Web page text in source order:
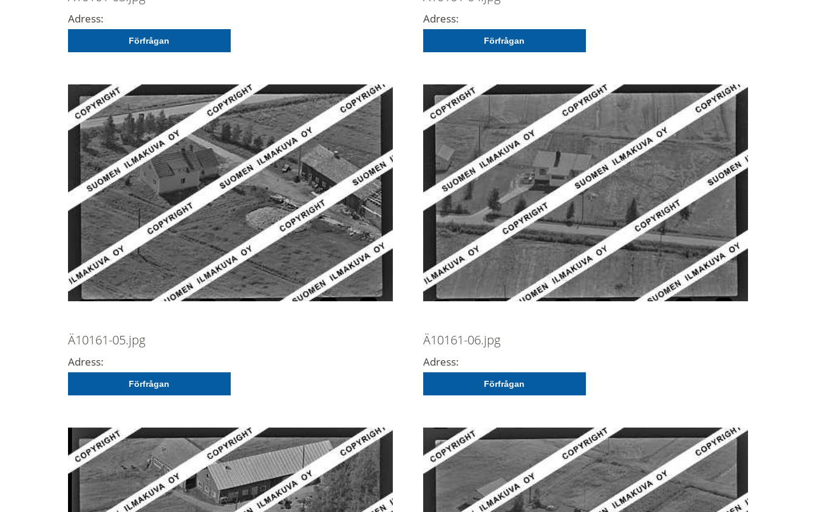
Adress:
Förfrågan
Adress:
Förfrågan
Ä10161-05.jpg
Adress:
Förfrågan
Ä10161-06.jpg
Adress:
Förfrågan